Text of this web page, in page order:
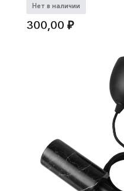
Нет в наличии
300,00₽